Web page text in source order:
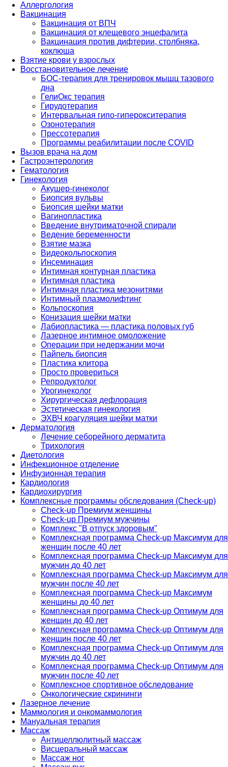
Аллергология
Вакцинация
Вакцинация от ВПЧ
Вакцинация от клещевого энцефалита
Вакцинация против дифтерии, столбняка,
коклюша
Взятие крови у взрослых
Восстановительное лечение
БОС-терапия для тренировок мышц тазового
дна
ГелиОкс терапия
Гирудотерапия
Интервальная гипо-гиперокситерапия
Озонотерапия
Прессотерапия
Программы реабилитации после СOVID
Вызов врача на дом
Гастроэнтерология
Гематология
Гинекология
Акушер-гинеколог
Биопсия вульвы
Биопсия шейки матки
Вагинопластика
Введение внутриматочной спирали
Ведение беременности
Взятие мазка
Видеокольпоскопия
Инсеминация
Интимная контурная пластика
Интимная пластика
Интимная пластика мезонитями
Интимный плазмолифтинг
Кольпоскопия
Конизация шейки матки
Лабиопластика — пластика половых губ
Лазерное интимное омоложение
Операции при недержании мочи
Пайпель биопсия
Пластика клитора
Просто провериться
Репродуктолог
Урогинеколог
Хирургическая дефлорация
Эстетическая гинекология
ЭХВЧ коагуляция шейки матки
Дерматология
Лечение себорейного дерматита
Трихология
Диетология
Инфекционное отделение
Инфузионная терапия
Кардиология
Кардиохирургия
Комплексные программы обследования (Check-up)
Check-up Премиум женщины
Check-up Премиум мужчины
Комплекс "В отпуск здоровым"
Комплексная программа Check-up Максимум для
женщин после 40 лет
Комплексная программа Check-up Максимум для
мужчин до 40 лет
Комплексная программа Check-up Максимум для
мужчин после 40 лет
Комплексная программа Check-up Максимум
женщины до 40 лет
Комплексная программа Check-up Оптимум для
женщин до 40 лет
Комплексная программа Check-up Оптимум для
женщин после 40 лет
Комплексная программа Check-up Оптимум для
мужчин до 40 лет
Комплексная программа Check-up Оптимум для
мужчин после 40 лет
Комплексное спортивное обследование
Онкологические скрининги
Лазерное лечение
Маммология и онкомаммология
Мануальная терапия
Массаж
Антицеллюлитный массаж
Висцеральный массаж
Массаж ног